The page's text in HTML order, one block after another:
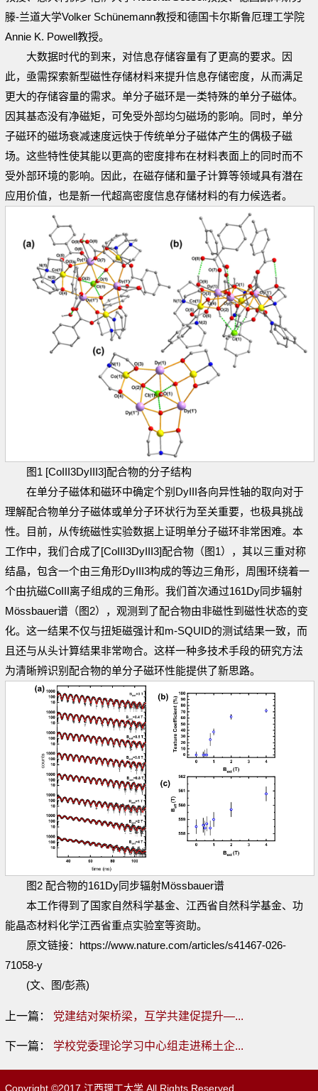
滕-兰道大学Volker Schünemann教授和德国卡尔斯鲁厄理工学院
Annie K. Powell教授。
大数据时代的到来，对信息存储容量有了更高的要求。因
此，亟需探索新型磁性存储材料来提升信息存储密度，从而满足
更大的存储容量的需求。单分子磁环是一类特殊的单分子磁体。
因其基态没有净磁矩，可免受外部均匀磁场的影响。同时，单分
子磁环的磁场衰减速度远快于传统单分子磁体产生的偶极子磁
场。这些特性使其能以更高的密度排布在材料表面上的同时而不
受外部环境的影响。因此，在磁存储和量子计算等领域具有潜在
应用价值，也是新一代超高密度信息存储材料的有力候选者。
图1 [CoIII3DyIII3]配合物的分子结构
在单分子磁体和磁环中确定个别DyIII各向异性轴的取向对于
理解配合物单分子磁体或单分子环状行为至关重要，也极具挑战
性。目前，从传统磁性实验数据上证明单分子磁环非常困难。本
工作中，我们合成了[CoIII3DyIII3]配合物（图1），其以三重对称
结晶，包含一个由三角形DyIII3构成的等边三角形，周围环绕着一
个由抗磁CoIII离子组成的三角形。我们首次通过161Dy同步辐射
Mössbauer谱（图2），观测到了配合物由非磁性到磁性状态的变
化。这一结果不仅与扭矩磁强计和m-SQUID的测试结果一致，而
且还与从头计算结果非常吻合。这样一种多技术手段的研究方法
为清晰辨识别配合物的单分子磁环性能提供了新思路。
图2 配合物的161Dy同步辐射Mössbauer谱
本工作得到了国家自然科学基金、江西省自然科学基金、功
能晶态材料化学江西省重点实验室等资助。
原文链接：https://www.nature.com/articles/s41467-026-
71058-y
(文、图/彭燕)
上一篇： 党建结对架桥梁，互学共建促提升—...
下一篇： 学校党委理论学习中心组走进稀土企...
Copyright ©2017 江西理工大学 All Rights Reserved